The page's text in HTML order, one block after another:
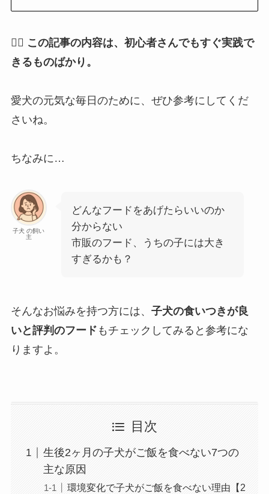
🐕‍🦺 この記事の内容は、初心者さんでもすぐ実践で
きるものばかり。
愛犬の元気な毎日のために、ぜひ参考にしてくだ
さいね。
ちなみに…
子犬 の飼い
主
どんなフードをあげたらいいのか
分からない
市販のフード、うちの子には大き
すぎるかも？
そんなお悩みを持つ方には、 子犬の食いつきが良
いと評判のフード もチェックしてみると参考にな
りますよ。
目次
生後2ヶ月の子犬がご飯を食べない7つの
主な原因
環境変化で子犬がご飯を食べない理由【2